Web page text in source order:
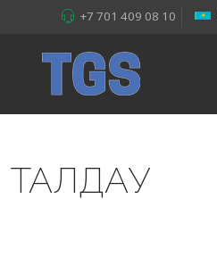
+7 701 409 08 10
ТАЛДАУ